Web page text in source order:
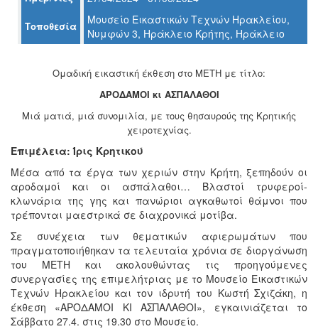
ΤΟΠΟΣ
ΠΟΛΗ
Τοποθεσία
Μουσείο Εικαστικών Τεχνών Ηρακλείου,
Νυμφών 3, Ηράκλειο Κρήτης, Ηράκλειο
Ομαδική εικαστική έκθεση στο ΜΕΤΗ με τίτλο:
ΑΡΟΔΑΜΟΙ κι ΑΣΠΑΛΑΘΟΙ
Μιά ματιά, μιά συνομιλία, με τους θησαυρούς της Κρητικής
χειροτεχνίας.
Επιμέλεια: Ίρις Κρητικού
Μέσα από τα έργα των χεριών στην Κρήτη, ξεπηδούν οι
αροδαμοί και οι ασπάλαθοι… Βλαστοί τρυφεροί-
κλωνάρια της γης και πανώριοι αγκαθωτοί θάμνοι που
τρέπονται μαεστρικά σε διαχρονικά μοτίβα.
Σε συνέχεια των θεματικών αφιερωμάτων που
πραγματοποιήθηκαν τα τελευταία χρόνια σε διοργάνωση
του ΜΕΤΗ και ακολουθώντας τις προηγούμενες
συνεργασίες της επιμελήτριας με το Μουσείο Εικαστικών
Τεχνών Ηρακλείου και τον ιδρυτή του Κωστή Σχιζάκη, η
έκθεση «ΑΡΟΔΑΜΟΙ ΚΙ ΑΣΠΑΛΑΘΟΙ», εγκαινιάζεται το
Σάββατο 27.4. στις 19.30 στο Μουσείο.